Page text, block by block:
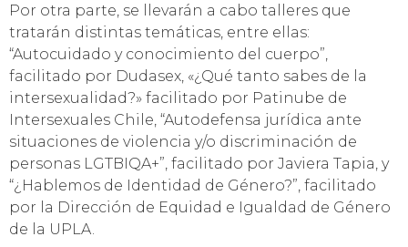
Por otra parte, se llevarán a cabo talleres que
tratarán distintas temáticas, entre ellas:
“Autocuidado y conocimiento del cuerpo”,
facilitado por Dudasex, «¿Qué tanto sabes de la
intersexualidad?» facilitado por Patinube de
Intersexuales Chile, “Autodefensa jurídica ante
situaciones de violencia y/o discriminación de
personas LGTBIQA+”, facilitado por Javiera Tapia, y
“¿Hablemos de Identidad de Género?”, facilitado
por la Dirección de Equidad e Igualdad de Género
de la UPLA.